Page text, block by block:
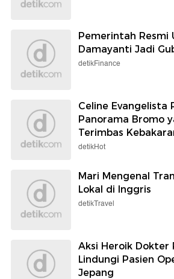
Pemerintah Resmi
Damayanti Jadi
detikFinance
Celine Evangelista
Panorama Bromo
Terimbas
detikHot
Mari Mengenal
Lokal di Inggris
detikTravel
Aksi Heroik Dokter
Lindungi Pasien
Jepang